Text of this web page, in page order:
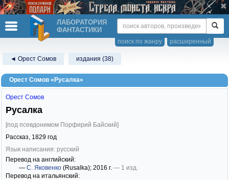
ЛАБОРАТОРИЯ
ФАНТАСТИКИ
расширенный
поиск по жанру
◄ Орест Сомов издания (38)
Орест Сомов «Русалка»
Орест Сомов
Русалка
[под псевдонимом Порфирий Байский]
Рассказ, 1829 год
Язык написания: русский
Перевод на английский:
— С. Яковенко (Rusalka); 2016 г. — 1 изд.
Перевод на итальянский: